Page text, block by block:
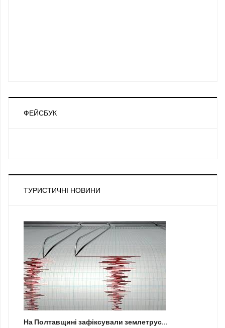
ФЕЙСБУК
ТУРИСТИЧНІ НОВИНИ
На Полтавщині зафіксували землетрус...